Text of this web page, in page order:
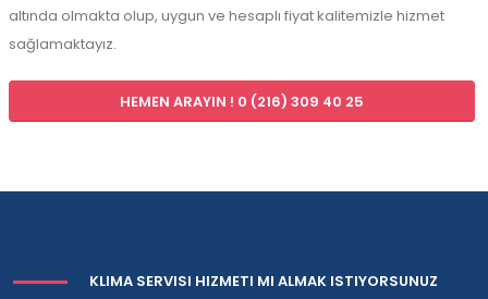
altında olmakta olup, uygun ve hesaplı fiyat kalitemizle hizmet
sağlamaktayız.
HEMEN ARAYIN ! 0 (216) 309 40 25
KLIMA SERVISI HIZMETI MI ALMAK ISTIYORSUNUZ